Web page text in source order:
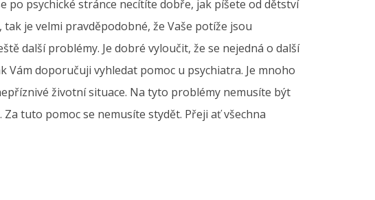
po psychické stránce necítíte dobře, jak píšete od dětství
je velmi pravděpodobné, že Vaše potíže jsou
další problémy. Je dobré vyloučit, že se nejedná o další
doporučuji vyhledat pomoc u psychiatra. Je mnoho
životní situace. Na tyto problémy nemusíte být
tuto pomoc se nemusíte stydět. Přeji ať všechna